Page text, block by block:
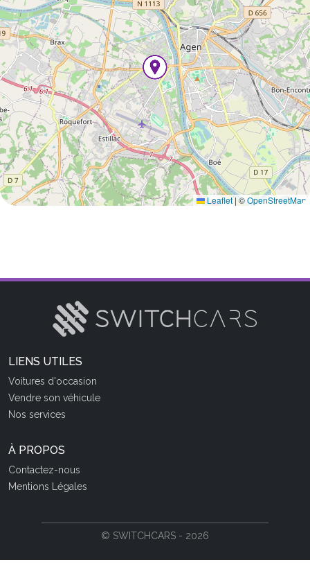
Leaflet|©OpenStreetMap
LIENS UTILES
Voitures d'occasion
Vendre son véhicule
Nos services
À PROPOS
Contactez-nous
Mentions Légales
© SWITCHCARS - 2026